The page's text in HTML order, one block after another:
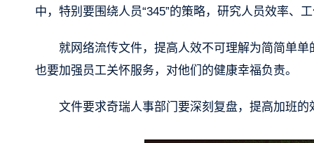
中，特别要围绕人员“345”的策略，研究人员效率、
就网络流传文件，提高人效不可理解为简简单
也要加强员工关怀服务，对他们的健康幸福负责。
文件要求奇瑞人事部门要深刻复盘，提高加班